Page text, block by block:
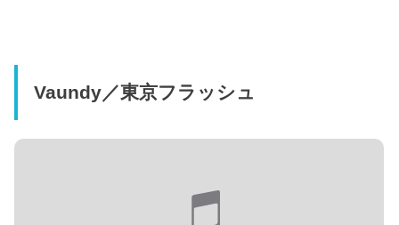
Vaundy／東京フラッシュ